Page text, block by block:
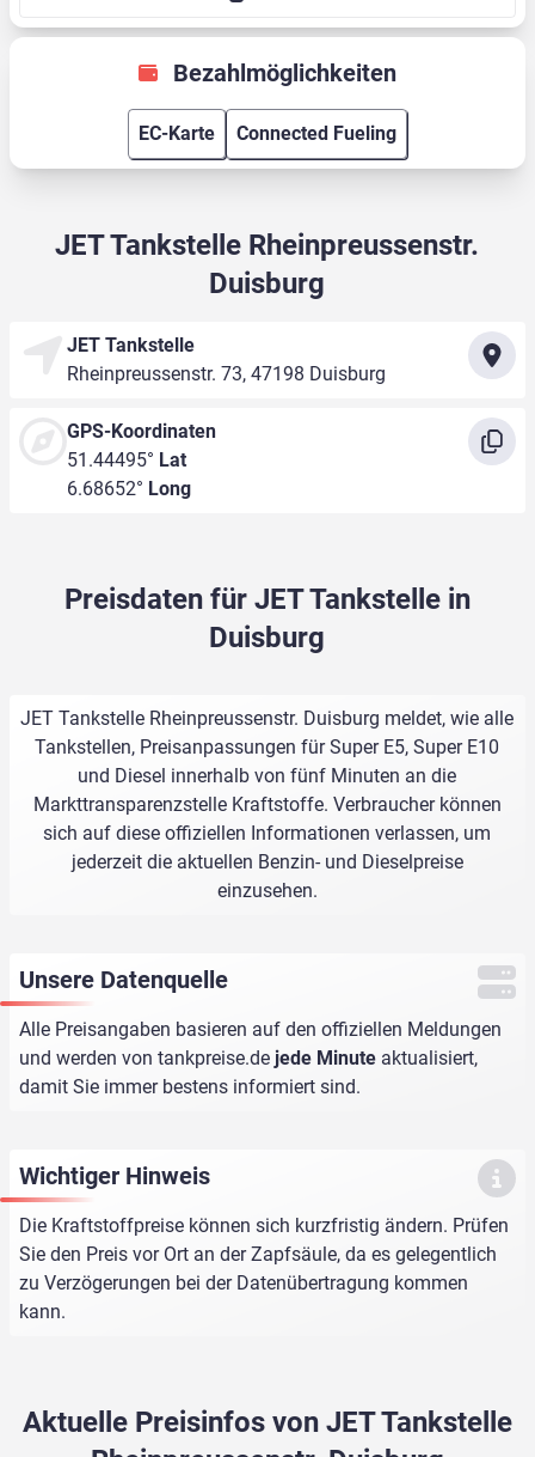
Bezahlmöglichkeiten
EC-Karte Connected Fueling
JET Tankstelle Rheinpreussenstr.
Duisburg
JET Tankstelle
Rheinpreussenstr. 73, 47198 Duisburg
GPS-Koordinaten
51.44495° Lat
6.68652° Long
Preisdaten für JET Tankstelle in
Duisburg
JET Tankstelle Rheinpreussenstr. Duisburg meldet, wie alle
Tankstellen, Preisanpassungen für Super E5, Super E10
und Diesel innerhalb von fünf Minuten an die
Markttransparenzstelle Kraftstoffe. Verbraucher können
sich auf diese offiziellen Informationen verlassen, um
jederzeit die aktuellen Benzin- und Dieselpreise
einzusehen.
Unsere Datenquelle
Alle Preisangaben basieren auf den offiziellen Meldungen
und werden von tankpreise.de jede Minute aktualisiert,
damit Sie immer bestens informiert sind.
Wichtiger Hinweis
Die Kraftstoffpreise können sich kurzfristig ändern. Prüfen
Sie den Preis vor Ort an der Zapfsäule, da es gelegentlich
zu Verzögerungen bei der Datenübertragung kommen
kann.
Aktuelle Preisinfos von JET Tankstelle